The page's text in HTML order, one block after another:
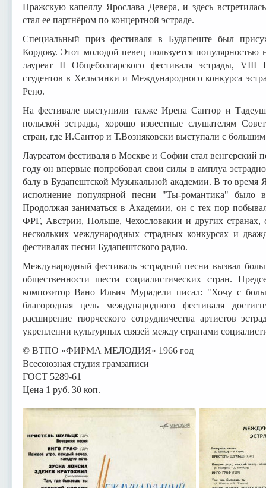
Пражскую капеллу Ярослава Девера, и здесь
стал ее партнёром по концертной эстраде.
Специальный приз фестиваля в Будапеште был
Кордову. Этот молодой певец пользуется популярностью
лауреат II Общеболгарского фестиваля эстрады, VIII
студентов в Хельсинки и Международного конкурса
Рено.
На фестивале выступили также Ирена Сантор и
польской эстрады, хорошо известные слушателям
стран, где И.Сантор и Т.Возняковски выступали с
Лауреатом фестиваля в Москве и Софии стал
году он впервые попробовал свои силы в амплуа
балу в Будапештской Музыкальной академии. В то время
исполнение популярной песни "Ты-романтика" было
Продолжая заниматься в Академии, он с тех пор
ФРГ, Австрии, Польше, Чехословакии и других странах,
нескольких международных страдных конкурсах и
фестивалях песни Будапештского радио.
Международный фестиваль эстрадной песни вызвал
общественности шести социалистических стран.
композитор Вано Ильич Мурадели писал: "Хочу с
благородная цель международного фестиваля
расширение творческого сотрудничества артистов
укреплении культурных связей между странами
© ВТПО «ФИРМА МЕЛОДИЯ» 1966 год
Всесоюзная студия грамзаписи
ГОСТ 5289-61
Цена 1 руб. 30 коп.